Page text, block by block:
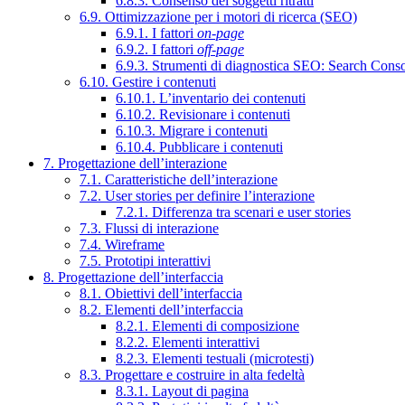
6.9. Ottimizzazione per i motori di ricerca (SEO)
6.9.1. I fattori on-page
6.9.2. I fattori off-page
6.9.3. Strumenti di diagnostica SEO: Search
6.10. Gestire i contenuti
6.10.1. L’inventario dei contenuti
6.10.2. Revisionare i contenuti
6.10.3. Migrare i contenuti
6.10.4. Pubblicare i contenuti
7. Progettazione dell’interazione
7.1. Caratteristiche dell’interazione
7.2. User stories per definire l’interazione
7.2.1. Differenza tra scenari e user stories
7.3. Flussi di interazione
7.4. Wireframe
7.5. Prototipi interattivi
8. Progettazione dell’interfaccia
8.1. Obiettivi dell’interfaccia
8.2. Elementi dell’interfaccia
8.2.1. Elementi di composizione
8.2.2. Elementi interattivi
8.2.3. Elementi testuali (microtesti)
8.3. Progettare e costruire in alta fedeltà
8.3.1. Layout di pagina